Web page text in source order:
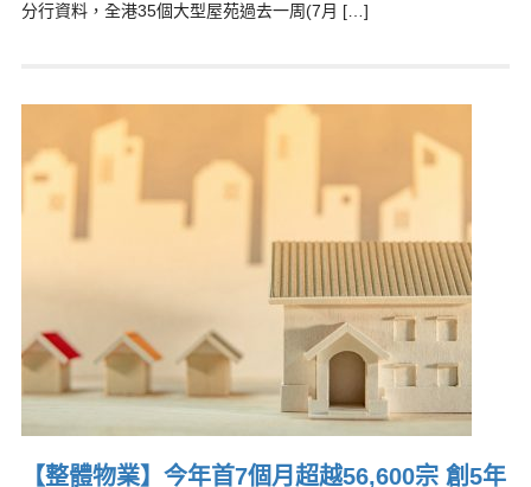
分行資料，全港35個大型屋苑過去一周(7月 […]
【整體物業】今年首7個月超越56,600宗 創5年